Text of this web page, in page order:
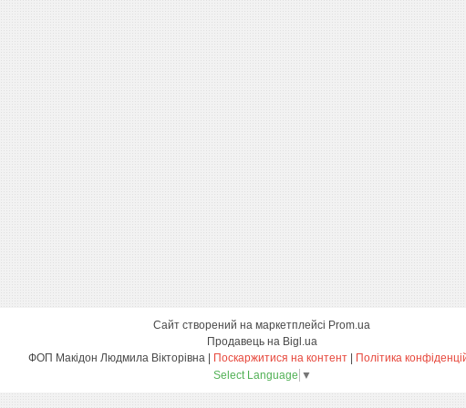
Сайт створений на маркетплейсі Prom.ua
Продавець на Bigl.ua
Поскаржитися на контент
Політика
Select Language ▼